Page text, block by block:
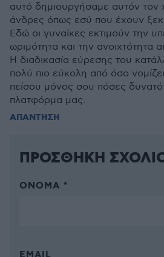
αυτό δημιουργήσαμε αυτόν τον
άνδρες όπως εσύ που έχουν
Εδώ οι γυναίκες εκτιμούν την
ωριμότητα και την ανοιχτότητα
Η διαδικασία εύρεσης του
πολύ πιο εύκολη από όσο
πείσου μόνος σου πόσες
πλατφόρμα μας.
ΑΠΑΝΤΗΣΗ
ΠΡΟΣΘΗΚΗ
ΌΝΟΜΑ *